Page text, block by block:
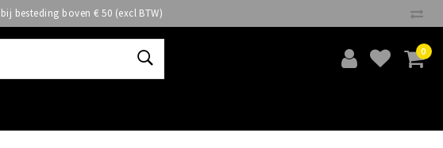
besteding boven € 50 (excl BTW)
0